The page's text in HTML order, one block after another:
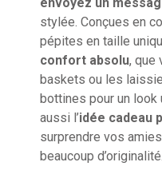
stylée. Conçues en
pépites en taille
confort absolu, que
baskets ou les
bottines pour un look
aussi l’idée cadeau
surprendre vos
beaucoup d’originalité.